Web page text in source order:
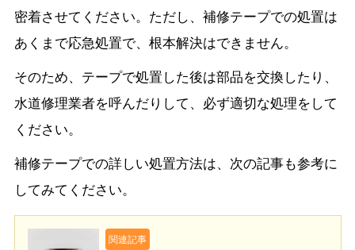
密着させてください。ただし、補修テープでの処置は
あくまで応急処置で、根本解決はできません。
そのため、テープで処置した後は部品を交換したり、
水道修理業者を呼んだりして、必ず適切な処理をして
ください。
補修テープでの詳しい処置方法は、次の記事も参考に
してみてください。
関連記事